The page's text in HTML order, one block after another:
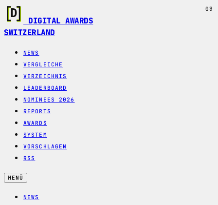
DIGITAL AWARDS
SWITZERLAND
NEWS
VERGLEICHE
VERZEICHNIS
LEADERBOARD
NOMINEES 2026
REPORTS
AWARDS
SYSTEM
VORSCHLAGEN
RSS
MENÜ
NEWS
07
08